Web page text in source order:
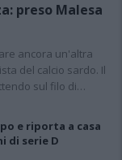
preso Malesa
ancora un'altra
del calcio sardo. Il
sul filo di…
e riporta a casa
di serie D